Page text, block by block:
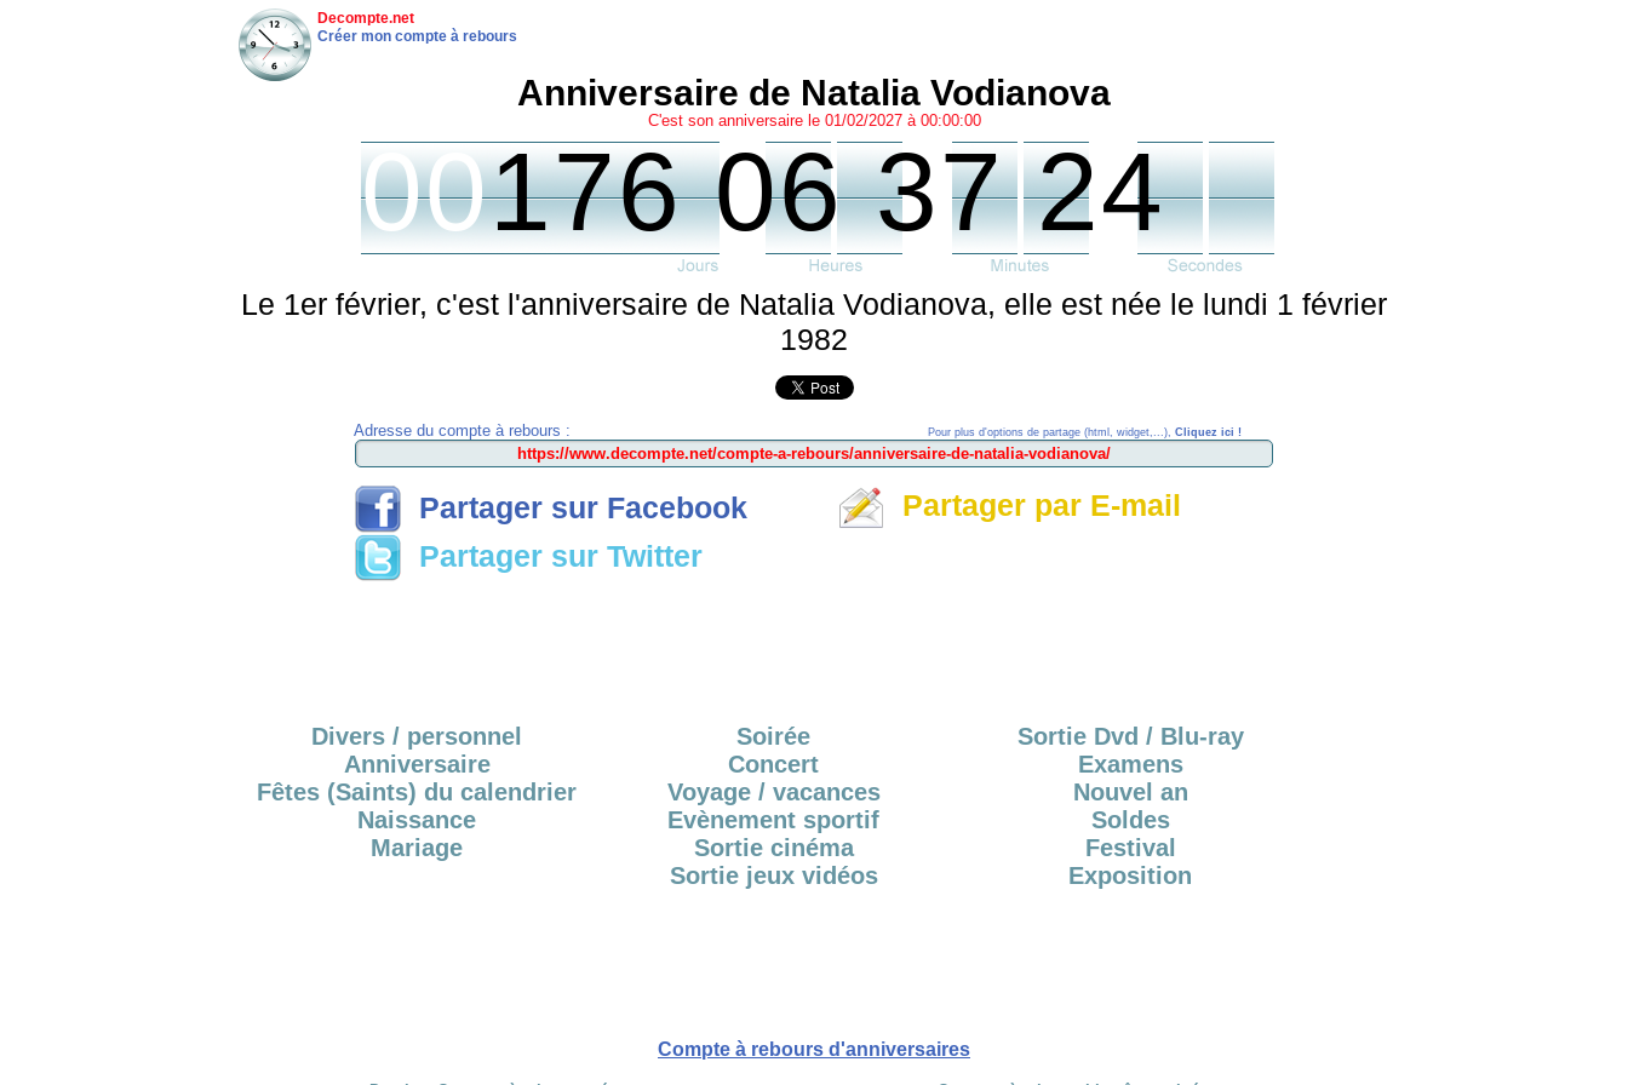
Decompte.net
Créer mon compte à rebours
Anniversaire de Natalia Vodianova
C'est son anniversaire le 01/02/2027 à 00:00:00
00176 06 37 24
Le 1er février, c'est l'anniversaire de Natalia Vodianova, elle est née le lundi 1 février
1982
Adresse du compte à rebours : Pour plus d'options de partage (html, widget,...), Cliquez ici !
Partager sur Facebook
Partager sur Twitter
Partager par E-mail
Divers / personnel
Anniversaire
Fêtes (Saints) du calendrier
Naissance
Mariage
Soirée
Concert
Voyage / vacances
Evènement sportif
Sortie cinéma
Sortie jeux vidéos
Sortie Dvd / Blu-ray
Examens
Nouvel an
Soldes
Festival
Exposition
Compte à rebours d'anniversaires